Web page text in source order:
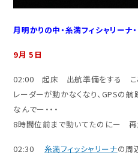
月明かりの中・糸満フィシャリーナ
9月 5日
02:00 起床 出航準備をする ここ
レーダーが動かなくなり、GPSの航
なんでー・・・
8時間位前まで動いてたのにー 再
02:30 糸満フィッシャリーナの周